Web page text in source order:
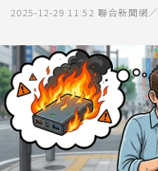
2025-12-29 11:52 聯合新聞網／